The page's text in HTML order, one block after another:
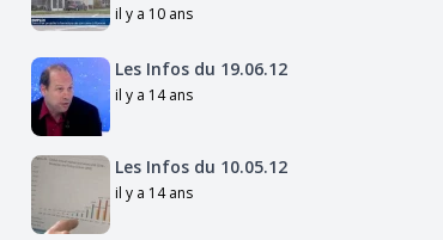
il y a 10 ans
Les Infos du 19.06.12
il y a 14 ans
Les Infos du 10.05.12
il y a 14 ans